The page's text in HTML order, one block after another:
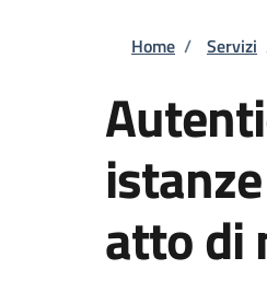
Home / Servizi
atto di